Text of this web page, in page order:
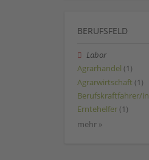
BERUFSFELD
Labor
Agrarhandel (1)
Agrarwirtschaft (1)
Berufskraftfahrer/in
Erntehelfer (1)
mehr »